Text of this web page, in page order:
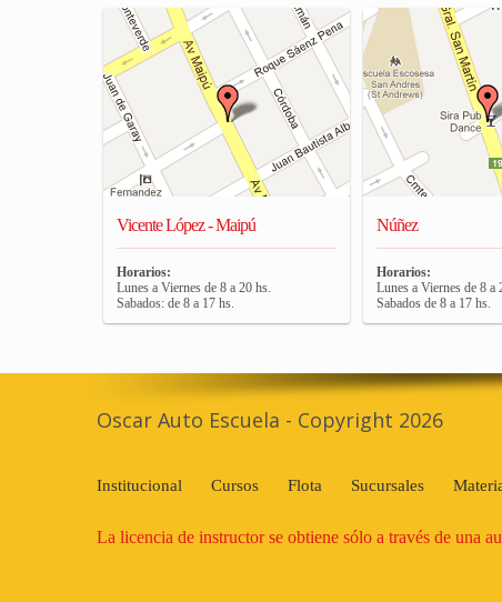
Vicente López - Maipú
Horarios:
Lunes a Viernes de 8 a 20 hs.
Sabados: de 8 a 17 hs.
Núñez
Horarios:
Lunes a Viernes de 8 a
Sabados de 8 a 17 hs.
Oscar Auto Escuela - Copyright 2026
Institucional Cursos Flota Sucursales
La licencia de instructor se obtiene sólo a través de una